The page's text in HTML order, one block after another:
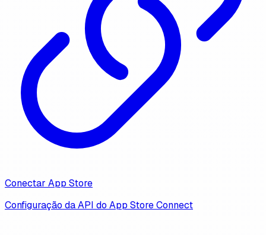
Conectar App Store
Configuração da API do App Store Connect